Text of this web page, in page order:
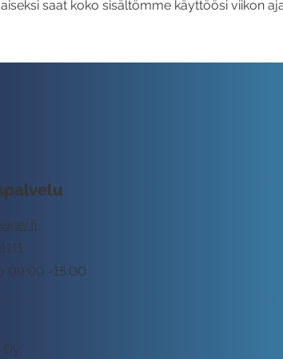
saat koko sisältömme käyttöösi viikon
09:00 -15:00
Oy